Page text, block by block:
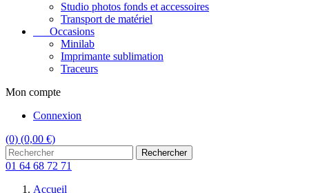
Studio photos fonds et accessoires
Transport de matériel
Occasions
Minilab
Imprimante sublimation
Traceurs
Mon compte
Connexion
(0) (0,00 €)
Rechercher
01 64 68 72 71
Accueil